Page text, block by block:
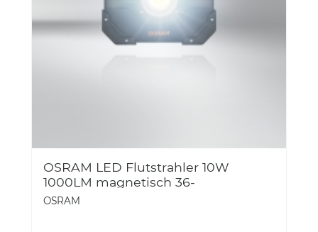
OSRAM LED Flutstrahler 10W
1000LM magnetisch 36-
4LEDILFLOOD1
OSRAM